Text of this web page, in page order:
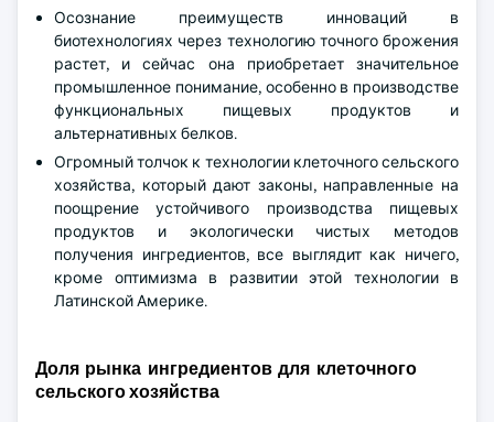
Осознание преимуществ инноваций в
биотехнологиях через технологию точного брожения
растет, и сейчас она приобретает значительное
промышленное понимание, особенно в производстве
функциональных пищевых продуктов и
альтернативных белков.
Огромный толчок к технологии клеточного сельского
хозяйства, который дают законы, направленные на
поощрение устойчивого производства пищевых
продуктов и экологически чистых методов
получения ингредиентов, все выглядит как ничего,
кроме оптимизма в развитии этой технологии в
Латинской Америке.
Доля рынка ингредиентов для клеточного
сельского хозяйства